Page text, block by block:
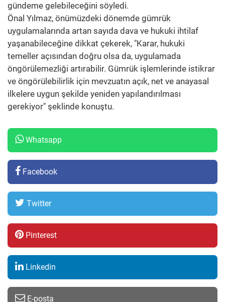
gündeme gelebileceğini söyledi.
Önal Yılmaz, önümüzdeki dönemde gümrük
uygulamalarında artan sayıda dava ve hukuki ihtilaf
yaşanabileceğine dikkat çekerek, "Karar, hukuki
temeller açısından doğru olsa da, uygulamada
öngörülemezliği artırabilir. Gümrük işlemlerinde istikrar
ve öngörülebilirlik için mevzuatın açık, net ve anayasal
ilkelere uygun şekilde yeniden yapılandırılması
gerekiyor" şeklinde konuştu.
Whatsapp
Facebook
Twitter
Pinterest
Linkedin
E-posta